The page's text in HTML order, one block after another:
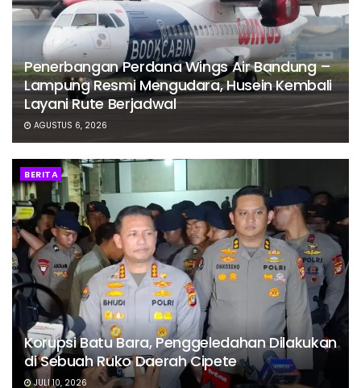
Penerbangan Perdana Wings Air Bandung –
Lampung Resmi Mengudara, Husein Kembali
Layani Rute Berjadwal
AGUSTUS 6, 2026
BERITA
Korupsi Batu Bara, Penggeledahan Dilakukan
di Sebuah Ruko Daerah Cipete
JULI 10, 2026